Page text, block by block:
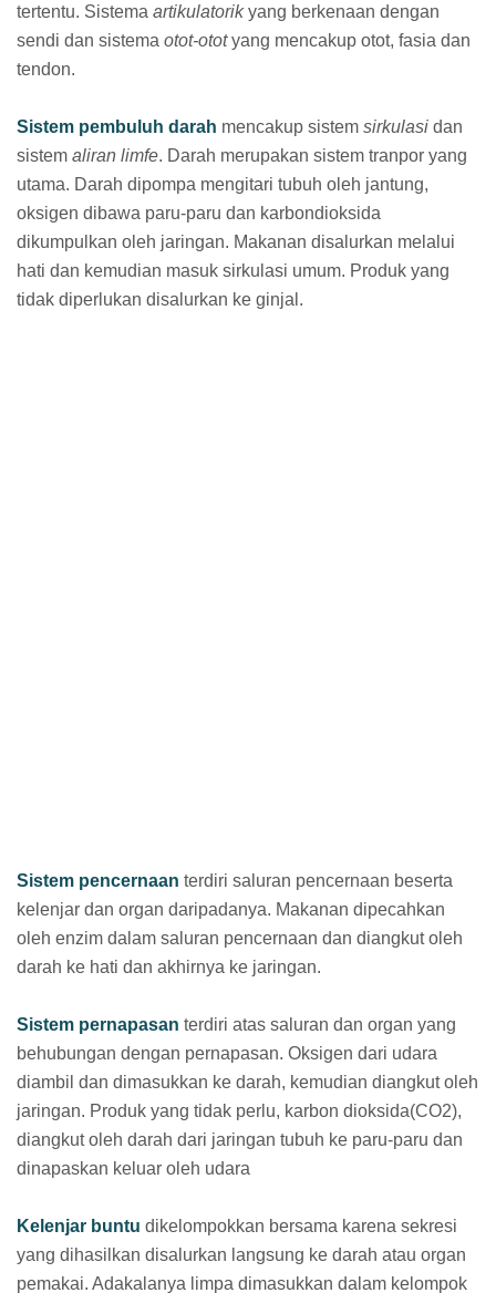
tertentu. Sistema artikulatorikyang berkenaan dengan
sendi dan sistema otot-ototyang mencakup otot, fasia dan
tendon.
Sistem pembuluh darah mencakup sistem sirkulasi dan
sistem aliran limfe. Darah merupakan sistem tranpor yang
utama. Darah dipompa mengitari tubuh oleh jantung,
oksigen dibawa paru-paru dan karbondioksida
dikumpulkan oleh jaringan. Makanan disalurkan melalui
hati dan kemudian masuk sirkulasi umum. Produk yang
tidak diperlukan disalurkan ke ginjal.
Sistem pencernaan terdiri saluran pencernaan beserta
kelenjar dan organ daripadanya. Makanan dipecahkan
oleh enzim dalam saluran pencernaan dan diangkut oleh
darah ke hati dan akhirnya ke jaringan.
Sistem pernapasan terdiri atas saluran dan organ yang
behubungan dengan pernapasan. Oksigen dari udara
diambil dan dimasukkan ke darah, kemudian diangkut oleh
jaringan. Produk yang tidak perlu, karbon dioksida(CO2),
diangkut oleh darah dari jaringan tubuh ke paru-paru dan
dinapaskan keluar oleh udara
Kelenjar buntu dikelompokkan bersama karena sekresi
yang dihasilkan disalurkan langsung ke darah atau organ
pemakai. Adakalanya limpa dimasukkan dalam kelompok